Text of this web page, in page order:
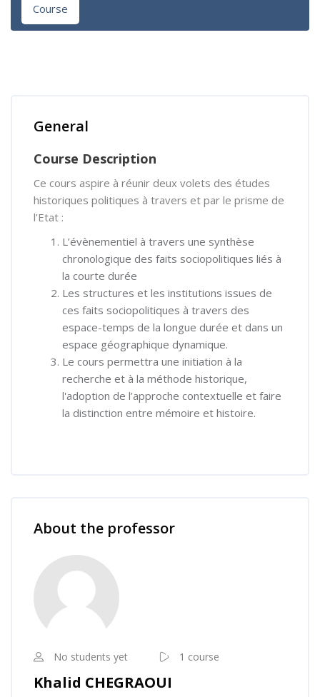
Course
General
Course Description
Ce cours aspire à réunir deux volets des études
historiques politiques à travers et par le prisme de
l’Etat :
L’évènementiel à travers une synthèse
chronologique des faits sociopolitiques liés à
la courte durée
Les structures et les institutions issues de
ces faits sociopolitiques à travers des
espace-temps de la longue durée et dans un
espace géographique dynamique.
Le cours permettra une initiation à la
recherche et à la méthode historique,
l'adoption de l’approche contextuelle et faire
la distinction entre mémoire et histoire.
About the professor
No students yet 1 course
Khalid CHEGRAOUI